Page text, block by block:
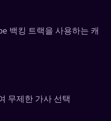
백킹 트랙을 사용하는 캐
무제한 가사 선택